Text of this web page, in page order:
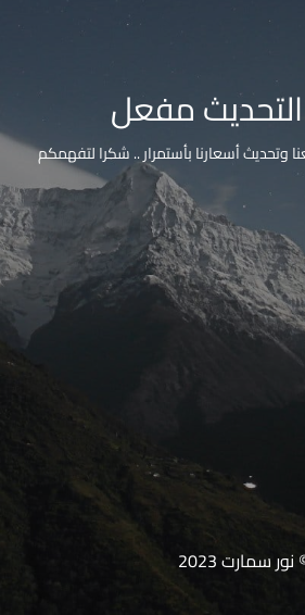
مفعل
أسعارنا بأستمرار .. شكرا لتفهمكم
سمارت 2023